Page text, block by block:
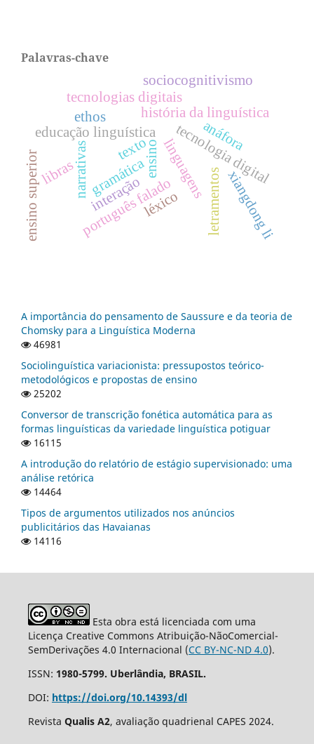
Palavras-chave
linguagensletramentos
ensino tecnologia digital
gramática
história da linguística
português falado
texto
educação linguística
tecnologias digitais
xiangdong li
narrativasinteração
sociocognitivismo
anáfora
ethos
léxico
libras
ensino superior
A importância do pensamento de Saussure e da teoria de
Chomsky para a Linguística Moderna
46981
Sociolinguística variacionista: pressupostos teórico-
metodológicos e propostas de ensino
25202
Conversor de transcrição fonética automática para as
formas linguísticas da variedade linguística potiguar
16115
A introdução do relatório de estágio supervisionado: uma
análise retórica
14464
Tipos de argumentos utilizados nos anúncios
publicitários das Havaianas
14116
Esta obra está licenciada com uma
Licença Creative Commons Atribuição-NãoComercial-
SemDerivações 4.0 Internacional (CC BY-NC-ND 4.0).
ISSN: 1980-5799. Uberlândia, BRASIL.
DOI: https://doi.org/10.14393/dl
Revista Qualis A2, avaliação quadrienal CAPES 2024.